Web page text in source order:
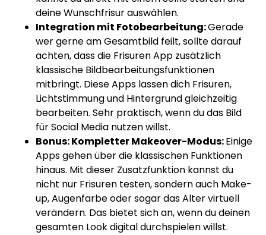
deine Wunschfrisur auswählen.
Integration mit Fotobearbeitung:Gerade
wer gerne am Gesamtbild feilt, sollte darauf
achten, dass die Frisuren App zusätzlich
klassische Bildbearbeitungsfunktionen
mitbringt. Diese Apps lassen dich Frisuren,
Lichtstimmung und Hintergrund gleichzeitig
bearbeiten. Sehr praktisch, wenn du das Bild
für Social Media nutzen willst.
Bonus: Kompletter Makeover-Modus:Einige
Apps gehen über die klassischen Funktionen
hinaus. Mit dieser Zusatzfunktion kannst du
nicht nur Frisuren testen, sondern auch Make-
up, Augenfarbe oder sogar das Alter virtuell
verändern. Das bietet sich an, wenn du deinen
gesamten Look digital durchspielen willst.